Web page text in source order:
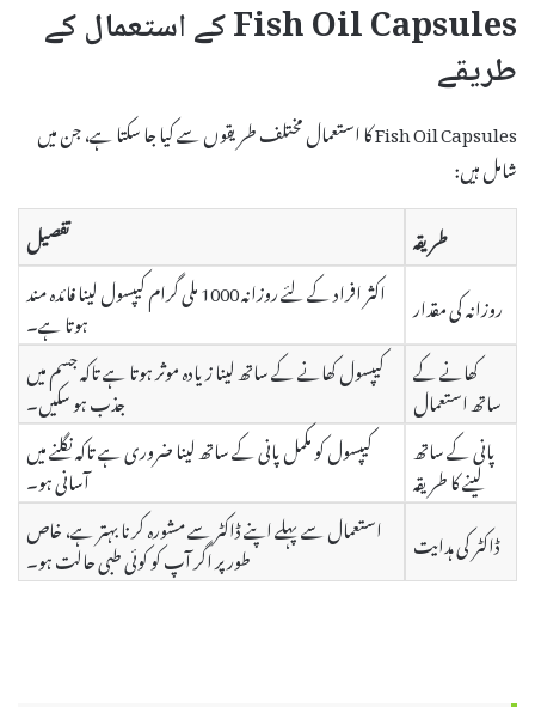
Fish Oil Capsules کے استعمال کے
طریقے
Fish Oil Capsules کا استعمال مختلف طریقوں سے کیا جا سکتا ہے، جن میں
شامل ہیں:
طریقہ
تفصیل
روزانہ کی مقدار
اکثر افراد کے لئے روزانہ 1000 ملی گرام کیپسول لینا فائدہ مند
ہوتا ہے۔
کھانے کے
ساتھ استعمال
کیپسول کھانے کے ساتھ لینا زیادہ موثر ہوتا ہے تاکہ جسم میں
جذب ہو سکیں۔
پانی کے ساتھ
لینے کا طریقہ
کیپسول کو مکمل پانی کے ساتھ لینا ضروری ہے تاکہ نگلنے میں
آسانی ہو۔
ڈاکٹر کی ہدایت
استعمال سے پہلے اپنے ڈاکٹر سے مشورہ کرنا بہتر ہے، خاص
طور پر اگر آپ کو کوئی طبی حالت ہو۔